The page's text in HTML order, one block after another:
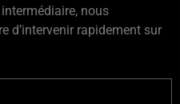
nous
d’intervenir rapidement sur